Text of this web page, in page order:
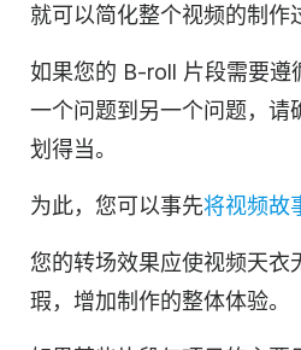
就可以简化整个视频的制作
如果您的 B-roll 片段需要遵
一个问题到另一个问题，请
划得当。
为此，您可以事先将视频故
您的转场效果应使视频天衣
瑕，增加制作的整体体验。